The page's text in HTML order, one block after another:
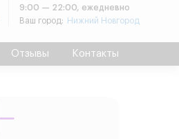
9:00 — 22:00, ежедневно
Ваш город:
Нижний Новгород
Отзывы Контакты